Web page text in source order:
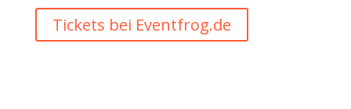
Tickets bei Eventfrog.de